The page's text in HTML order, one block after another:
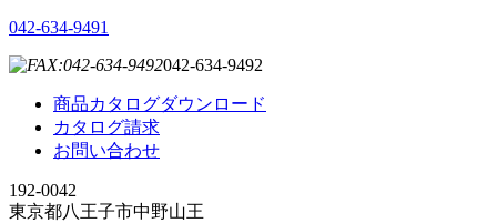
042-634-9491
042-634-9492
商品カタログダウンロード
カタログ請求
お問い合わせ
192-0042
東京都八王子市中野山王